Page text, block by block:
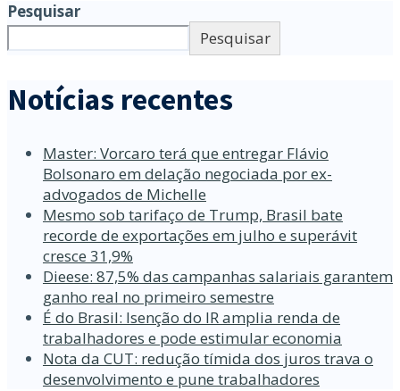
Pesquisar
Pesquisar
Notícias recentes
Master: Vorcaro terá que entregar Flávio
Bolsonaro em delação negociada por ex-
advogados de Michelle
Mesmo sob tarifaço de Trump, Brasil bate
recorde de exportações em julho e superávit
cresce 31,9%
Dieese: 87,5% das campanhas salariais garantem
ganho real no primeiro semestre
É do Brasil: Isenção do IR amplia renda de
trabalhadores e pode estimular economia
Nota da CUT: redução tímida dos juros trava o
desenvolvimento e pune trabalhadores